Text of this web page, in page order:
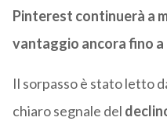
Pinterest continuerà a
vantaggio ancora fino
Il sorpasso è stato letto
chiaro segnale del